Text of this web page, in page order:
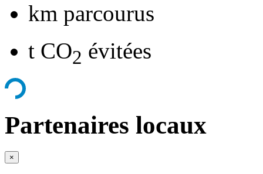
km parcourus
t CO2 évitées
Partenaires locaux
×